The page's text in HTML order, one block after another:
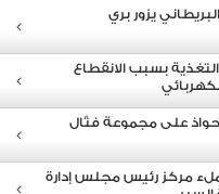
يزور بري
بسبب الانقطاع
مركز رئيس مجلس إدارة